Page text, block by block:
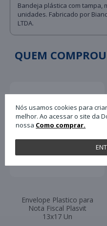
Bandeja plástica com tampa,
unidades. Fabricado por
LTDA.
QUEM
Envelope Plastico para
Nota Fiscal Plasvit
13x17 Un
Nós usamos cookies para
melhor. Ao acessar o site da
nossa Como comprar.